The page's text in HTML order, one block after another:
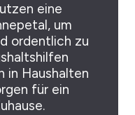
eine
um
ordentlich zu
in Haushalten
für ein